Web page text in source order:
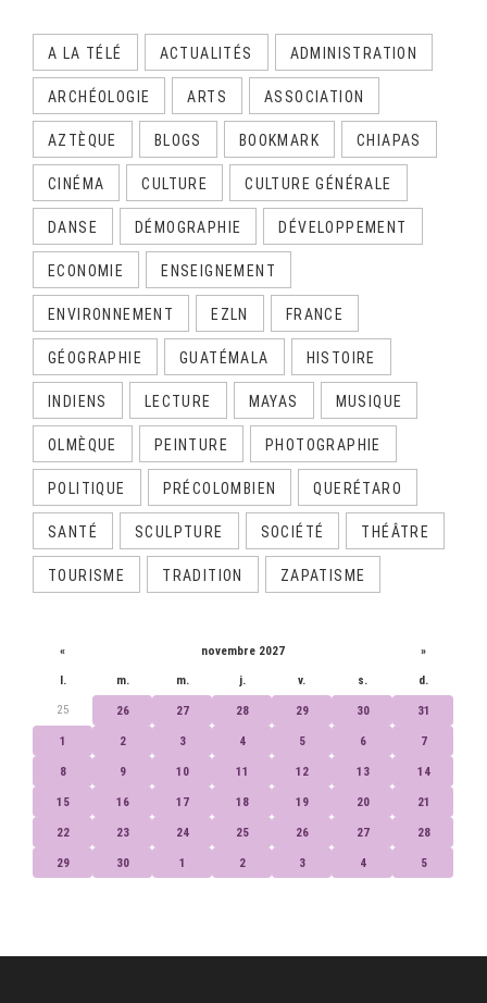
A LA TÉLÉ ACTUALITÉS ADMINISTRATION
ARCHÉOLOGIE ARTS ASSOCIATION
AZTÈQUE BLOGS BOOKMARK CHIAPAS
CINÉMA CULTURE CULTURE GÉNÉRALE
DANSE DÉMOGRAPHIE DÉVELOPPEMENT
ECONOMIE ENSEIGNEMENT
ENVIRONNEMENT EZLN FRANCE
GÉOGRAPHIE GUATÉMALA HISTOIRE
INDIENS LECTURE MAYAS MUSIQUE
OLMÈQUE PEINTURE PHOTOGRAPHIE
POLITIQUE PRÉCOLOMBIEN QUERÉTARO
SANTÉ SCULPTURE SOCIÉTÉ THÉÂTRE
TOURISME TRADITION ZAPATISME
« novembre 2027 »
l. m. m. j. v. s. d.
25 26 27 28 29 30 31
1 2 3 4 5 6 7
8 9 10 11 12 13 14
15 16 17 18 19 20 21
22 23 24 25 26 27 28
29 30 1 2 3 4 5